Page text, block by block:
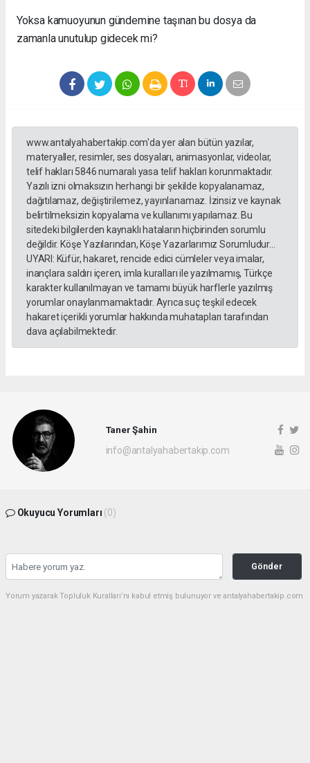
Yoksa kamuoyunun gündemine taşınan bu dosya da
zamanla unutulup gidecek mi?
www.antalyahabertakip.com'da yer alan bütün yazılar,
materyaller, resimler, ses dosyaları, animasyonlar, videolar,
telif hakları 5846 numaralı yasa telif hakları korunmaktadır.
Yazılı izni olmaksızın herhangi bir şekilde kopyalanamaz,
dağıtılamaz, değiştirilemez, yayınlanamaz. İzinsiz ve kaynak
belirtilmeksizin kopyalama ve kullanımı yapılamaz. Bu
sitedeki bilgilerden kaynaklı hataların hiçbirinden sorumlu
değildir. Köşe Yazılarından, Köşe Yazarlarımız Sorumludur...
UYARI: Küfür, hakaret, rencide edici cümleler veya imalar,
inançlara saldırı içeren, imla kuralları ile yazılmamış, Türkçe
karakter kullanılmayan ve tamamı büyük harflerle yazılmış
yorumlar onaylanmamaktadır. Ayrıca suç teşkil edecek
hakaret içerikli yorumlar hakkında muhatapları tarafından
dava açılabilmektedir.
Taner Şahin
info@antalyahabertakip.com
Okuyucu Yorumları (0)
Gönder
Yorum yazarak Topluluk Kuralları’nı kabul etmiş bulunuyor ve antalyahabertakip.com